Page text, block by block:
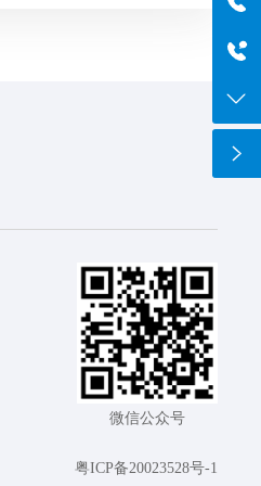
微信公众号
粤ICP备20023528号-1